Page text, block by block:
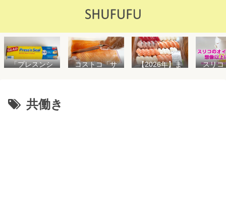
「プレスンシ
以外で売って
る店はどこ？
コストコ「サ
【2026年】ま
スリコ
共働き